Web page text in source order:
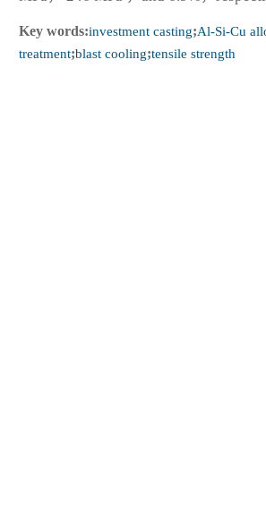
Key words:investment casting;Al-Si-Cu
treatment;blast cooling;tensile strength